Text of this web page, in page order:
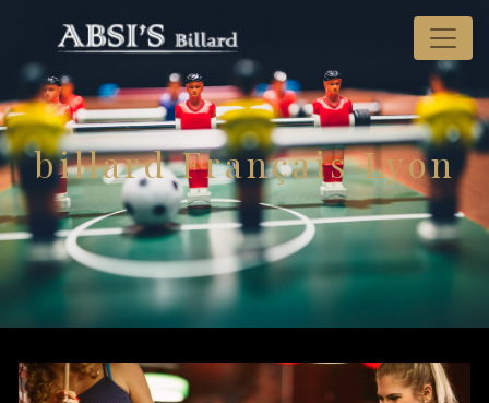
billard Français Lyon